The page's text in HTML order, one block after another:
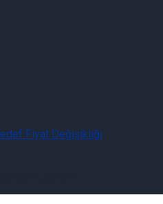
Sonuçları